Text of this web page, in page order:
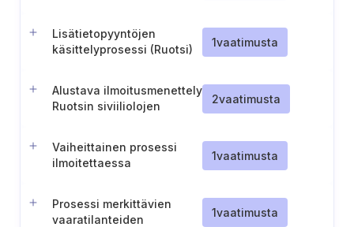
Lisätietopyyntöjen
käsittelyprosessi (Ruotsi)
1vaatimusta
Alustava ilmoitusmenettely
Ruotsin siviiliolojen
2vaatimusta
Vaiheittainen prosessi
ilmoitettaessa
1vaatimusta
Prosessi merkittävien
vaaratilanteiden
1vaatimusta